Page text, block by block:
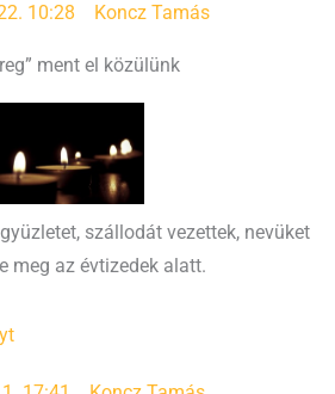
10:28 Koncz Tamás
ment el közülünk
szállodát vezettek, nevüket
meg az évtizedek alatt.